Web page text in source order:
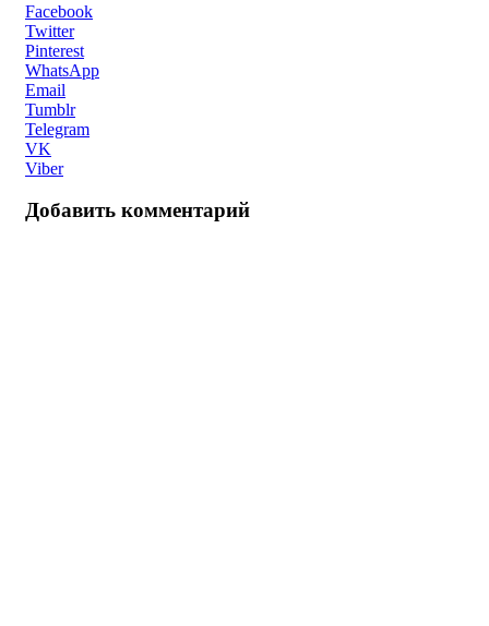
Facebook
Twitter
Pinterest
WhatsApp
Email
Tumblr
Telegram
VK
Viber
Добавить комментарий